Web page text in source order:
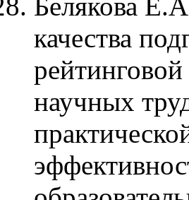
качества
научных